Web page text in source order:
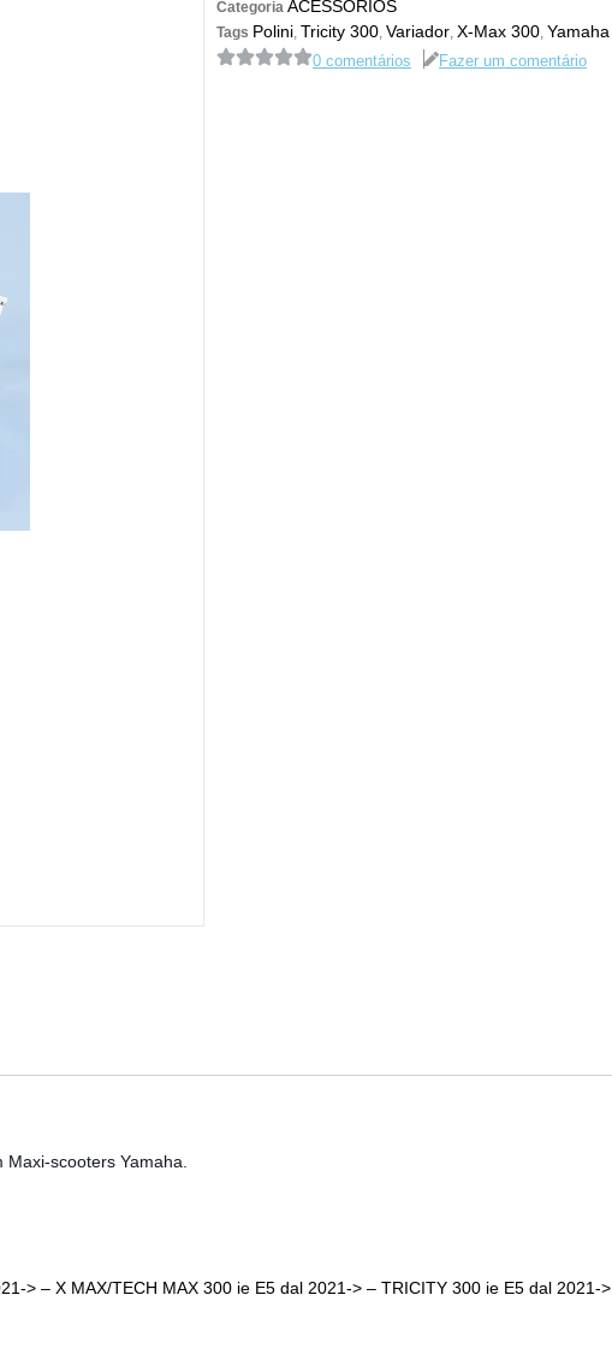
Categoria ACESSÓRIOS
Tags Polini Tricity 300 Variador X-Max 300 Yamaha
0 comentários Fazer um comentário
scooters Yamaha.
> – X MAX/TECH MAX 300 ie E5 dal 2021-> – TRICITY 300 ie E5 dal 2021->